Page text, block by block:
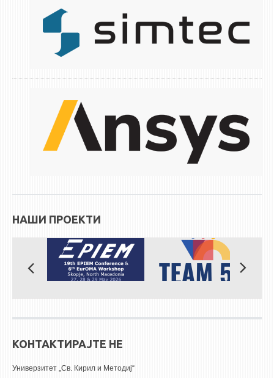
НАШИ ПРОЕКТИ
КОНТАКТИРАЈТЕ НЕ
Универзитет „Св. Кирил и Методиј“